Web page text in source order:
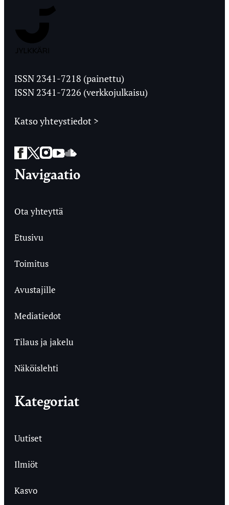
Ylioppilaslehti
ISSN 2341-7218 (painettu)
ISSN 2341-7226 (verkkojulkaisu)
Katso yhteystiedot >
Facebook
Twitter
Instagram
YouTube
SoundCloud
Navigaatio
Ota yhteyttä
Etusivu
Toimitus
Avustajille
Mediatiedot
Tilaus ja jakelu
Näköislehti
Kategoriat
Uutiset
Ilmiöt
Kasvo